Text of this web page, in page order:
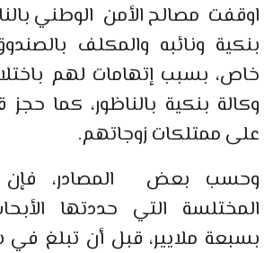
اوقفت مصالح الأمن الوطني
بنكية ونائبه والمكلف
خاص، بسبب إتهامات لهم
وكالة بنكية بالناظور، كما
على ممتلكات زوجاتهم.
وحسب بعض المصادر، فإن
المختلسة التي حددتها